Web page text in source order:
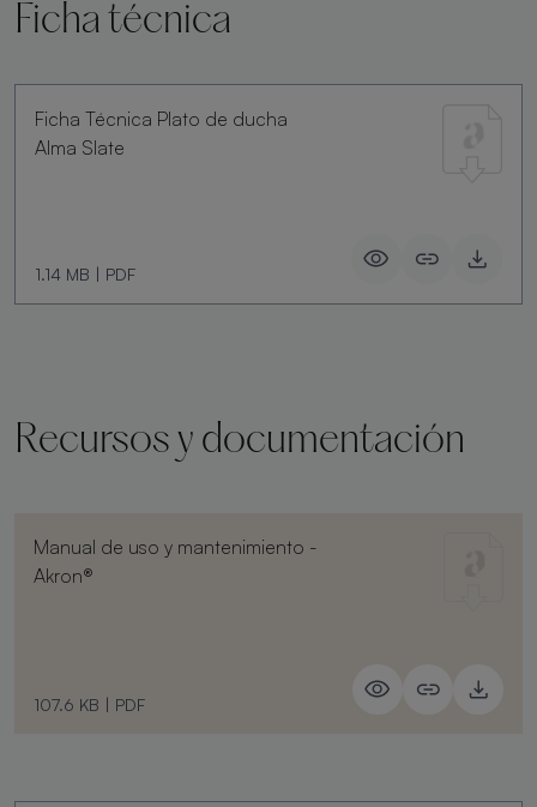
Ficha técnica
Ficha Técnica Plato de ducha
Alma Slate
1.14 MB | PDF
Recursos y documentación
Manual de uso y mantenimiento -
Akron®
107.6 KB | PDF